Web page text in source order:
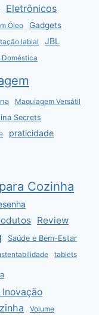
Eletrônicos
Óleo Gadgets
labial JBL
Doméstica
Maquiagem Versátil
Secrets
praticidade
Cozinha
Review
Saúde e Bem-Estar
tablets
Volume